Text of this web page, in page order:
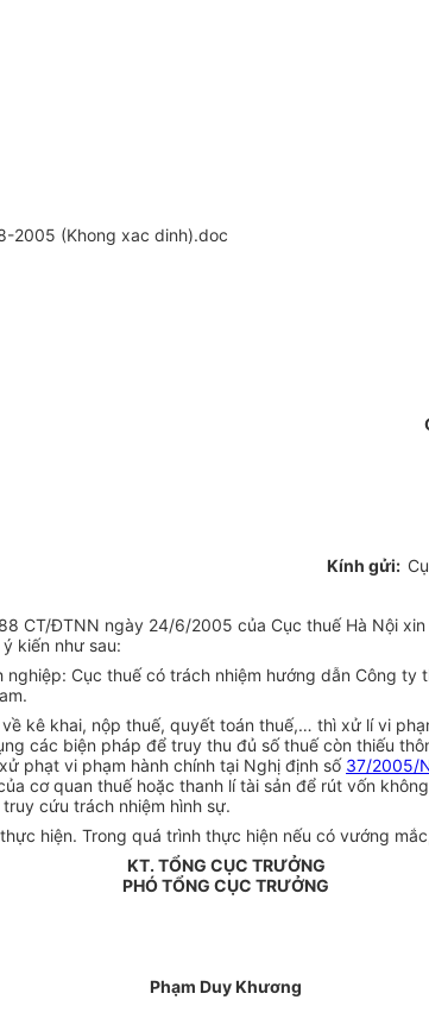
2005 (Khong xac dinh).doc
Kính gửi:
CT/ĐTNN ngày 24/6/2005 của Cục thuế Hà Nội
kiến như sau:
nghiệp: Cục thuế có trách nhiệm hướng dẫn Công
kê khai, nộp thuế, quyết toán thuế,… thì xử lí vi
các biện pháp để truy thu đủ số thuế còn thiếu
phạt vi phạm hành chính tại Nghị định số 37/2005/
cơ quan thuế hoặc thanh lí tài sản để rút vốn
cứu trách nhiệm hình sự.
hiện. Trong quá trình thực hiện nếu có vướng
KT. TỔNG CỤC TRƯỞNG
PHÓ TỔNG CỤC TRƯỞNG
Phạm Duy Khương